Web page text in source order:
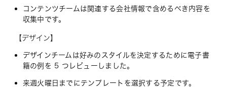
コンテンツチームは関連する会社情報で含めるべき内容を
収集中です。
【デザイン】
デザインチームは好みのスタイルを決定するために電子書
籍の例を 5 つレビューしました。
来週火曜日までにテンプレートを選択する予定です。